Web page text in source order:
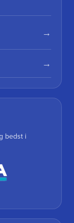
bedst i